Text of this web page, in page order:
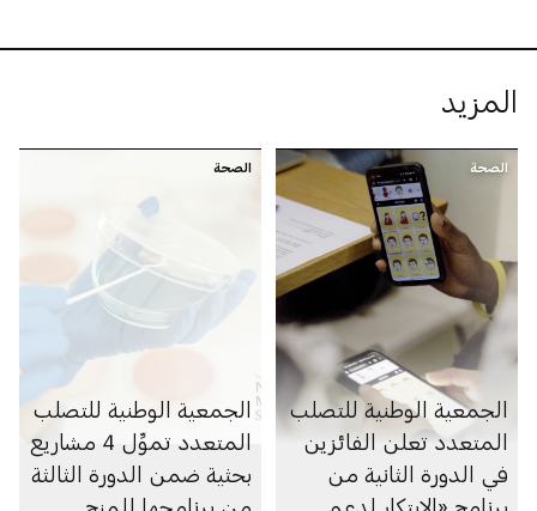
المزيد
الصحة
الجمعية الوطنية للتصلب
المتعدد تعلن الفائزين
في الدورة الثانية من
الصحة
الجمعية الوطنية للتصلب
المتعدد تموِّل 4 مشاريع
بحثية ضمن الدورة الثالثة